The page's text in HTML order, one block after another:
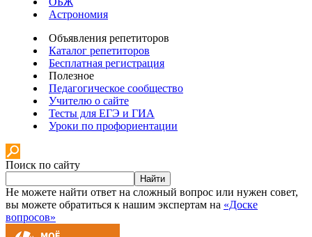
Астрономия
Объявления репетиторов
Каталог репетиторов
Бесплатная регистрация
Полезное
Педагогическое сообщество
Учителю о сайте
Тесты для ЕГЭ и ГИА
Уроки по профориентации
Поиск по сайту
Найти
Не можете найти ответ на сложный вопрос или нужен совет,
вы можете обратиться к нашим экспертам на «Доске
вопросов»